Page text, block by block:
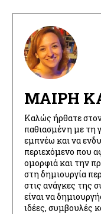
ΜΑΊΡΗ
Καλώς ήρθατε
παθιασμένη με τη
εμπνέω και να
περιεχόμενο που
ομορφιά και την
στη δημιουργία
στις ανάγκες της
είναι να
ιδέες, συμβουλές